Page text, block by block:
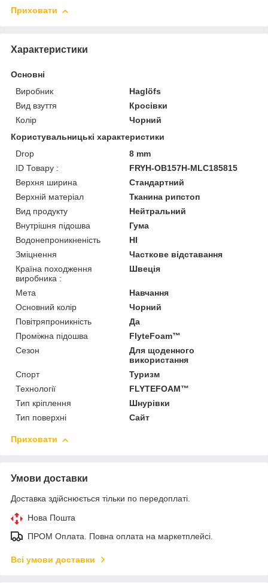
Приховати
Характеристики
Основні
Виробник
Haglöfs
Вид взуття
Кросівки
Колір
Чорний
Користувальницькі характеристики
Drop
8 mm
ID Товару :
FRYH-OB157H-MLC185815
Верхня ширина
Стандартний
Верхній матеріал
Тканина рипстоп
Вид продукту
Нейтральний
Внутрішня підошва
Гума
Водонепроникненість
HI
Зміцнення
Часткове відставання
Країна походження
виробника :
Швеція
Мета
Навчання
Основний колір
Чорний
Повітряпроникність
Да
Проміжна підошва
FlyteFoam™
Сезон
Для щоденного
використання
Спорт
Туризм
Технології
FLYTEFOAM™
Тип кріплення
Шнурівки
Тип поверхні
Сайт
Приховати
Умови доставки
Доставка здійснюється тільки по передоплаті.
Нова Пошта
ПРОМ Оплата. Повна оплата на маркетплейсі.
Всі умови доставки